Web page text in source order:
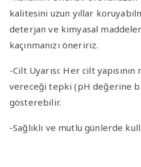
kalitesini uzun yıllar
deterjan ve kimyasal
kaçınmanızı öneririz.
-Cilt Uyarısı: Her cilt
vereceği tepki (pH değerine
gösterebilir.
-Sağlıklı ve mutlu günlerde